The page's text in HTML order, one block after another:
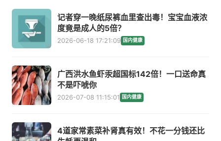
记者穿一晚纸尿裤血里查出毒！宝宝血液浓
度竟是成人的5倍？
2026-06-18 17:21:09 国内健康
广西洪水鱼虾汞超国标142倍！一口送命真
不是吓唬你
2026-07-08 11:15:01 国内健康
4道家常素菜补肾真有效！不花一分钱还比